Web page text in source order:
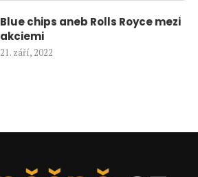
Blue chips aneb Rolls Royce mezi
akciemi
21. září, 2022